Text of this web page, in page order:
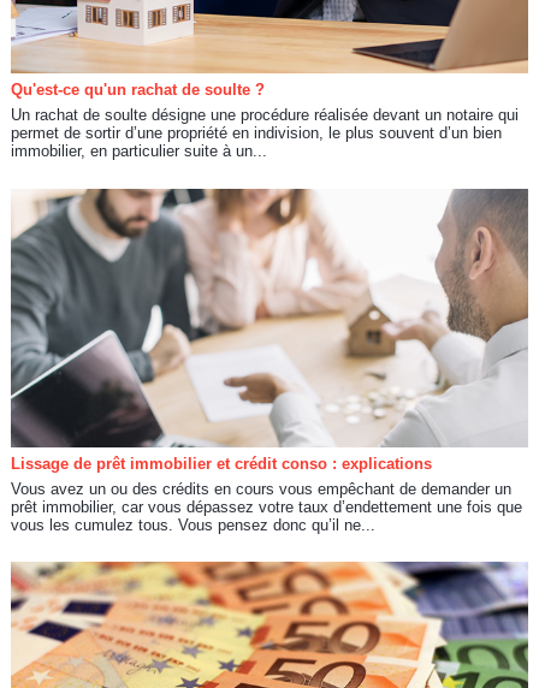
Qu'est-ce qu'un rachat de soulte ?
Un rachat de soulte désigne une procédure réalisée devant un notaire qui
permet de sortir d’une propriété en indivision, le plus souvent d’un bien
immobilier, en particulier suite à un...
Lissage de prêt immobilier et crédit conso : explications
Vous avez un ou des crédits en cours vous empêchant de demander un
prêt immobilier, car vous dépassez votre taux d’endettement une fois que
vous les cumulez tous. Vous pensez donc qu’il ne...